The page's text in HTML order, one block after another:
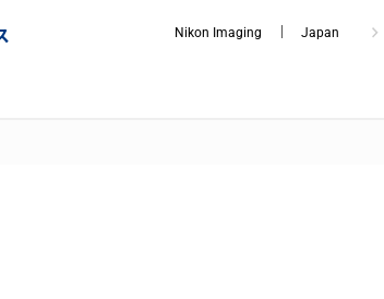
Nikon Imaging ｜ Japan